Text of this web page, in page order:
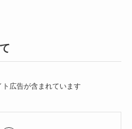
広告が含まれています